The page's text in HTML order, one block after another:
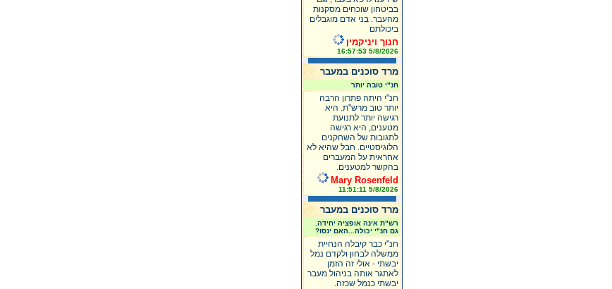
בביטחון שוכחים מסקנות
מהעבר. בני אדם מוגבלים
ביכולתם
חנוך ויניקמין
5/8/2026 16:57:53
מרד סוכנים במעבר
חנ"י טובה יותר
חנ"י היתה פתרון הרבה
יותר טוב מרש"ת. היא
רגישה יותר לתנועת
מטענים, היא רגישה
לתגובות של השחקנים
הלוגיסטיים. חבל שהיא לא
אחראית על המעברים
בהקשר למטענים.
Mary Rosenfeld
5/8/2026 11:51:11
מרד סוכנים במעבר
רש"ת אינה אופציה יחידה.
גם חנ"י יכולה...האם ינסו?
חנ"י כבר קיבלה הנחיית
ממשלה לבחון ולקדם נמל
יבשתי - אולי זה הזמן
לאתגר אותה בניהול מעבר
יבשתי כנמל שכזה.